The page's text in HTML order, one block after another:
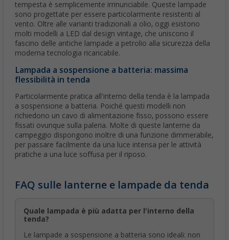
tempesta è semplicemente irrinunciabile. Queste lampade
sono progettate per essere particolarmente resistenti al
vento. Oltre alle varianti tradizionali a olio, oggi esistono
molti modelli a LED dal design vintage, che uniscono il
fascino delle antiche lampade a petrolio alla sicurezza della
moderna tecnologia ricaricabile.
Lampada a sospensione a batteria: massima
flessibilità in tenda
Particolarmente pratica all'interno della tenda è la lampada
a sospensione a batteria. Poiché questi modelli non
richiedono un cavo di alimentazione fisso, possono essere
fissati ovunque sulla paleria. Molte di queste lanterne da
campeggio dispongono inoltre di una funzione dimmerabile,
per passare facilmente da una luce intensa per le attività
pratiche a una luce soffusa per il riposo.
FAQ sulle lanterne e lampade da tenda
Quale lampada è più adatta per l'interno della
tenda?
Le lampade a sospensione a batteria sono ideali: non